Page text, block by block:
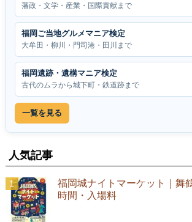
藩政・文学・産業・国際貢献まで
福岡ご当地グルメマニア検定
大牟田・柳川・門司港・田川まで
福岡遺跡・遺構マニア検定
古代のムラから城下町・鉄道跡まで
一覧を見る
人気記事
福岡城ナイトマーケット｜舞
時間・入場料